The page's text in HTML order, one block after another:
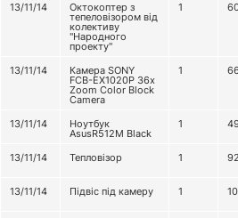
13/11/14
Октокоптер з
тепеловізором від
колективу
"Народного
проекту"
1
13/11/14 Камера SONY
FCB-EX1020P 36x
Zoom Color Block
Camera
1
13/11/14 Ноутбук
AsusR512M Black
1
13/11/14
Тепловізор 1
13/11/14
Підвіс під камеру 1